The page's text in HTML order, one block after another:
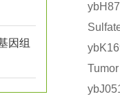
因组